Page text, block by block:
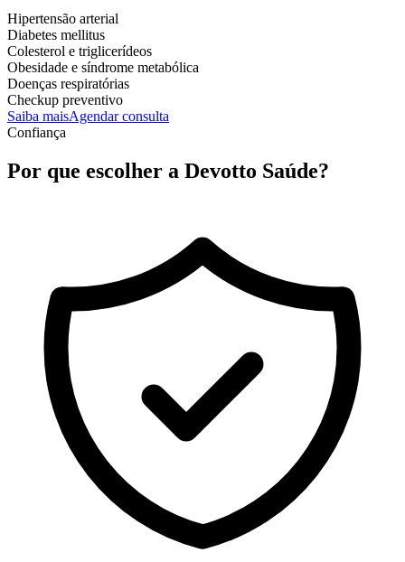
Hipertensão arterial
Diabetes mellitus
Colesterol e triglicerídeos
Obesidade e síndrome metabólica
Doenças respiratórias
Checkup preventivo
Saiba maisAgendar consulta
Confiança
Por que escolher a Devotto Saúde?